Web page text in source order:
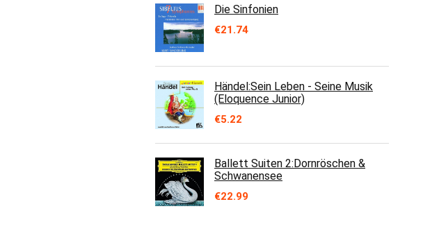
Die Sinfonien
€21.74
Händel:Sein Leben - Seine Musik
(Eloquence Junior)
€5.22
Ballett Suiten 2:Dornröschen &
Schwanensee
€22.99